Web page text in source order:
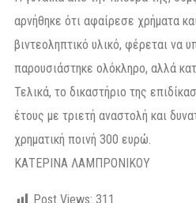
αρνήθηκε ότι αφαίρεσε χρήματα
βιντεοληπτικό υλικό, φέρεται να
παρουσιάστηκε ολόκληρο, αλλά
Τελικά, το δικαστήριο της
έτους με τριετή αναστολή και
χρηματική ποινή 300 ευρώ.
ΚΑΤΕΡΙΝΑ ΛΑΜΠΡΟΝΙΚΟΥ
Post Views: 311